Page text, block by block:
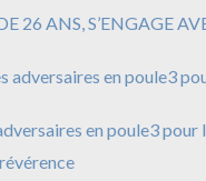
26 ANS, S’ENGAGE
en poule3 pour